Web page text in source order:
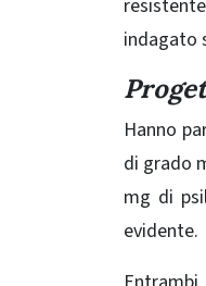
indagato
Hanno
di grado
mg di
evidente.